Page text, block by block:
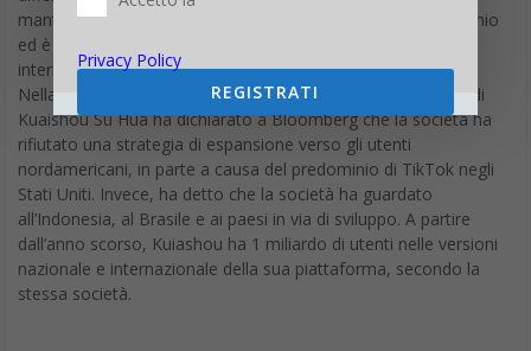
mantenuto un profilo relativamente basso nell’ultimo decennio
ed è sfuggito alla maggior parte della copertura mediatica
internazionale, ma si è comunque espansa a livello globale.
Nella sua prima intervista in oltre quattro anni, il fondatore di
Kuaishou Su Hua ha dichiarato a Bloomberg che la società ha
rifiutato una strategia di espansione verso gli utenti
nordamericani, in parte a causa del predominio di TikTok negli
Stati Uniti. Invece, ha detto che la società ha guardato
all’Indonesia, al Brasile e ai paesi in via di sviluppo. A partire
dall’anno scorso, Kuiashou ha 1 miliardo di utenti nelle versioni
nazionale e internazionale della sua piattaforma, secondo la
stessa società.
Privacy Policy
REGISTRATI